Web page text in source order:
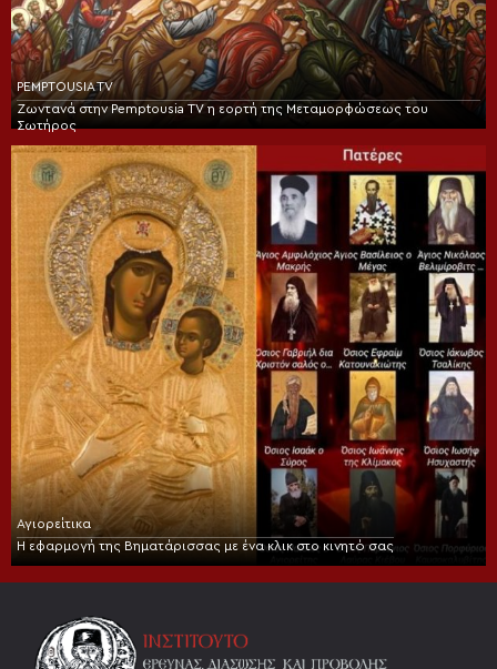
PEMPTOUSIA TV
Ζωντανά στην Pemptousia TV η εορτή της Μεταμορφώσεως του
Σωτήρος
Αγιορείτικα
Η εφαρμογή της Βηματάρισσας με ένα κλικ στο κινητό σας